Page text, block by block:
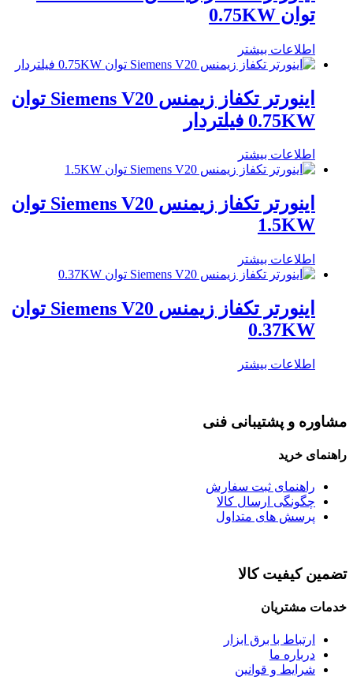
توان 0.75KW
اطلاعات بیشتر
اینورتر تکفاز زیمنس Siemens V20 توان
0.75KW فیلتردار
اطلاعات بیشتر
اینورتر تکفاز زیمنس Siemens V20 توان
1.5KW
اطلاعات بیشتر
اینورتر تکفاز زیمنس Siemens V20 توان
0.37KW
اطلاعات بیشتر
مشاوره و پشتیبانی فنی
راهنمای خرید
راهنمای ثبت سفارش
چگونگی ارسال کالا
پرسش های متداول
تضمین کیفیت کالا
خدمات مشتریان
ارتباط با برق ابزار
درباره ما
شرایط و قوانین